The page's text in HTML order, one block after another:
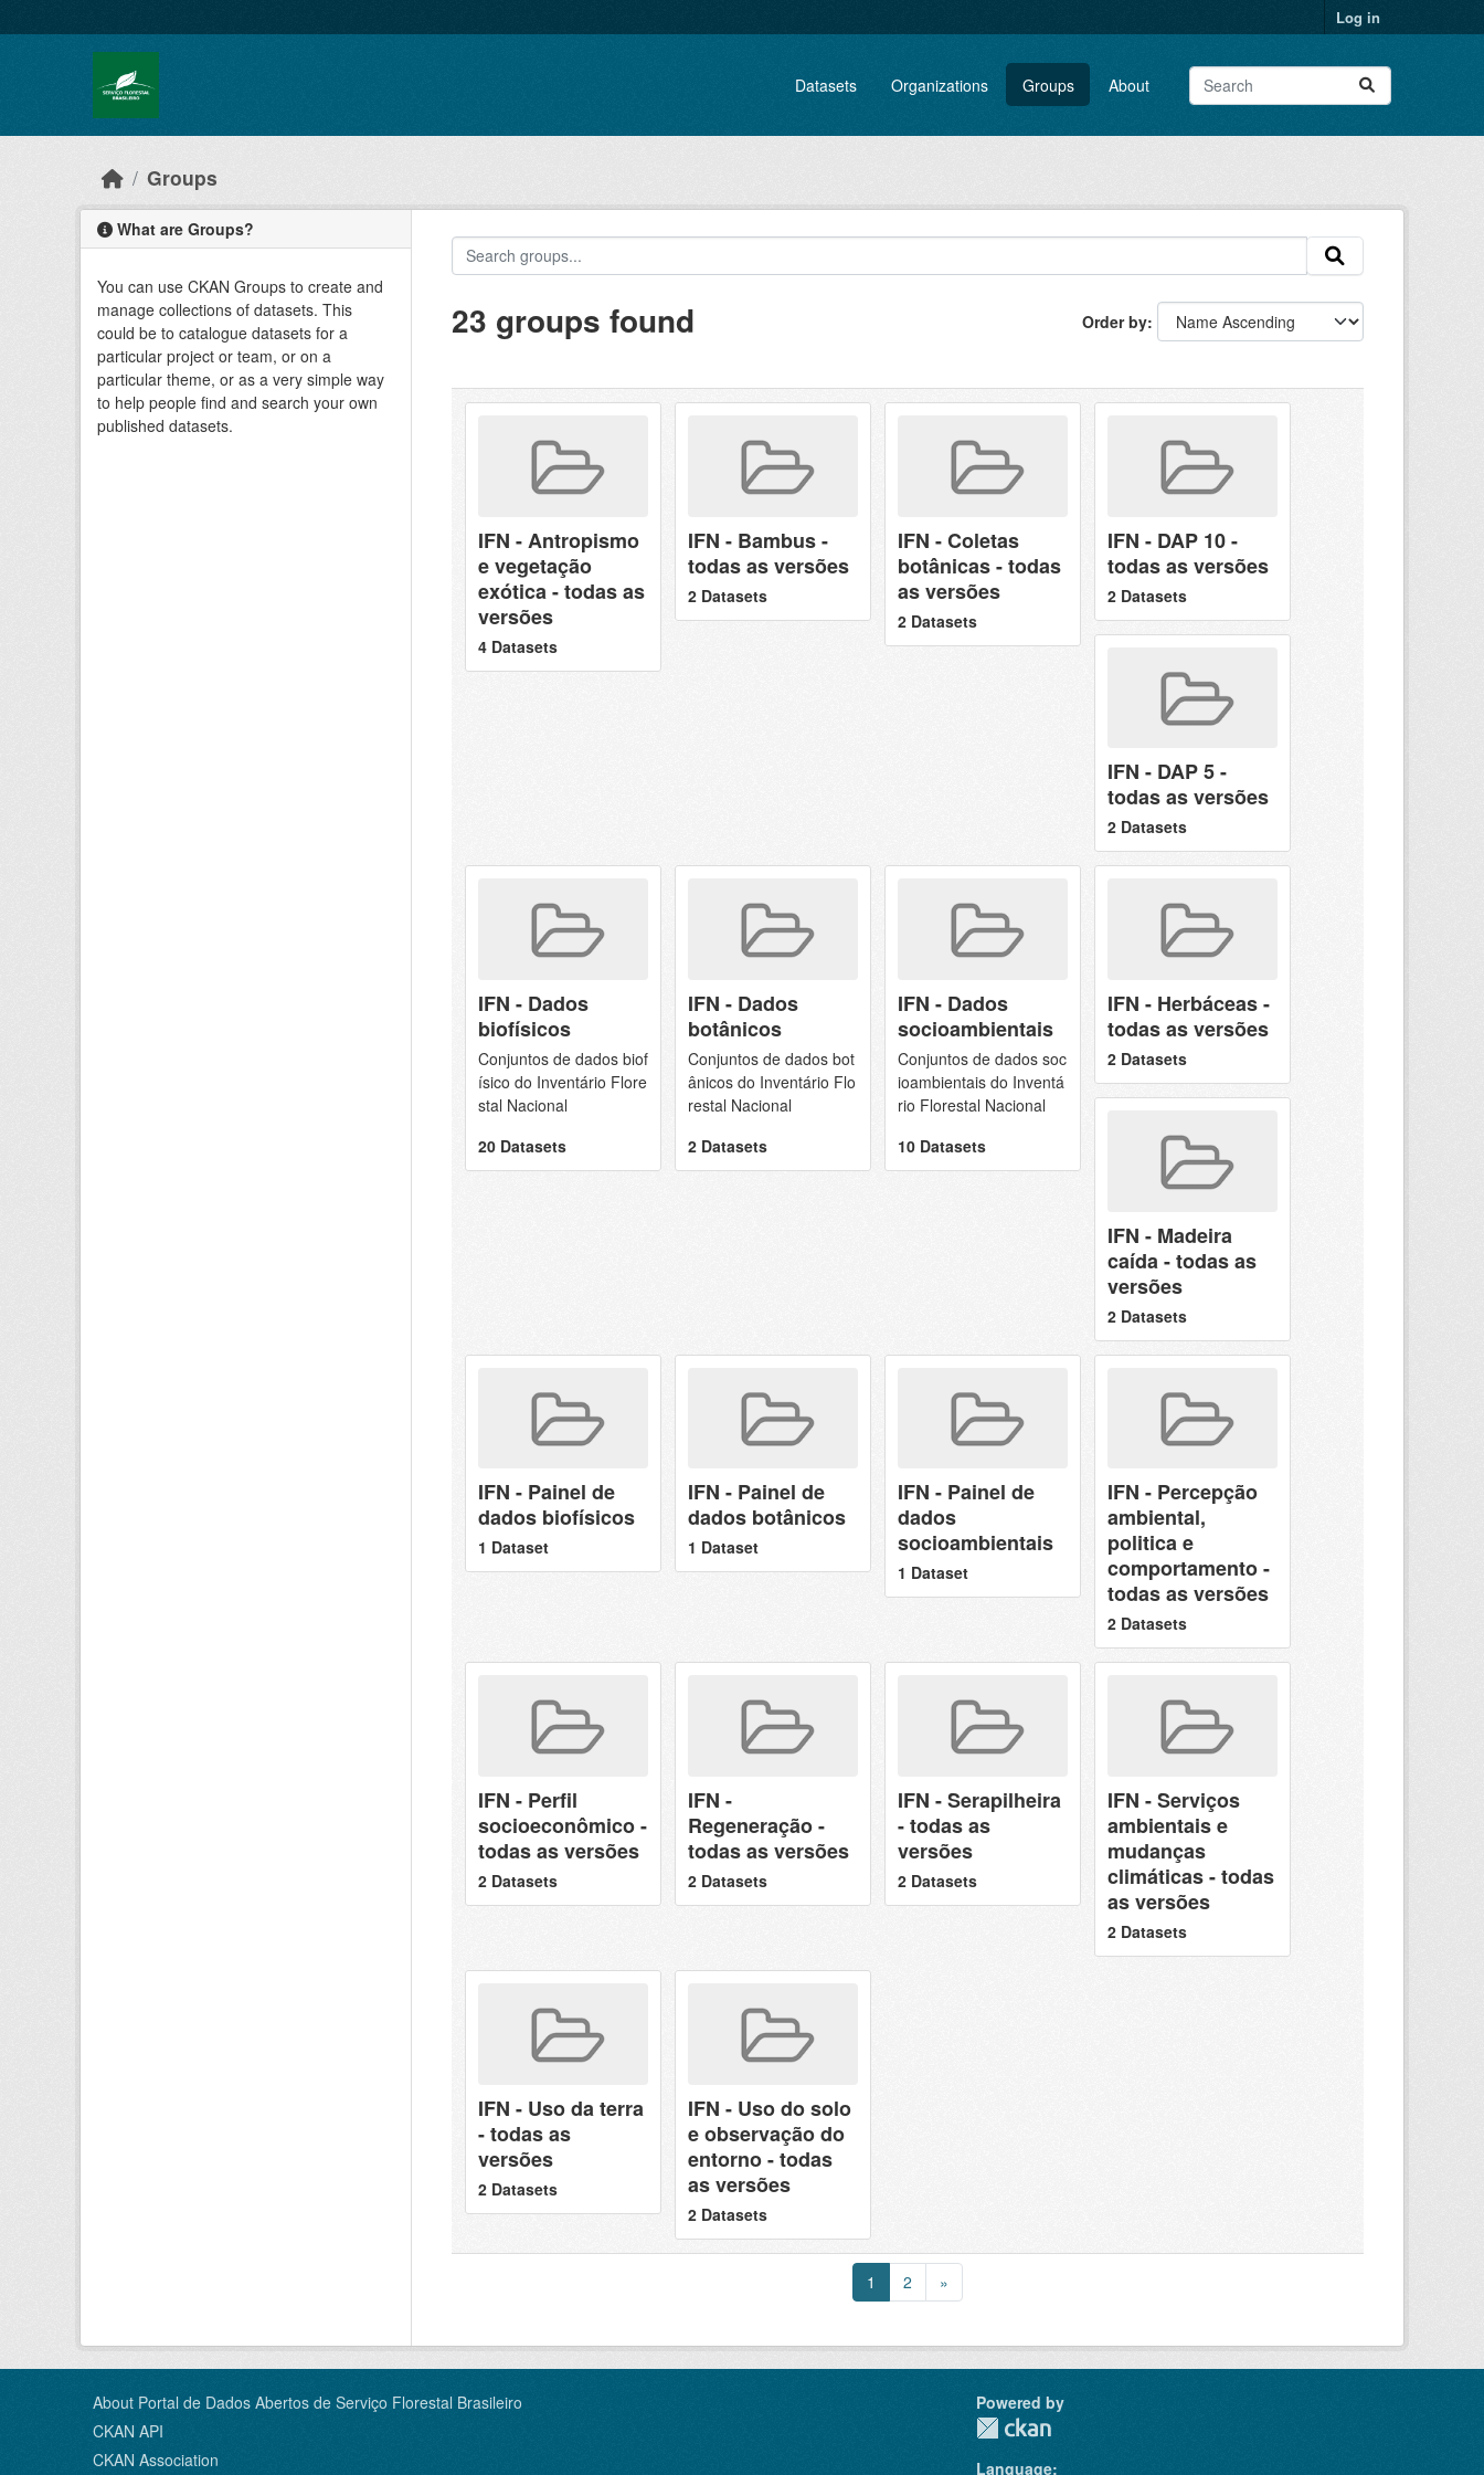
Log in
Datasets Organizations Groups About
Groups
What are Groups?
You can use CKAN Groups to create and
manage collections of datasets. This
could be to catalogue datasets for a
particular project or team, or on a
particular theme, or as a very simple way
to help people find and search your own
published datasets.
Order by
23 groups found
IFN - Antropismo
e vegetação
exótica - todas as
versões
4 Datasets
IFN - Bambus -
todas as versões
2 Datasets
IFN - Coletas
botânicas - todas
as versões
2 Datasets
IFN - DAP 10 -
todas as versões
2 Datasets
IFN - DAP 5 -
todas as versões
2 Datasets
IFN - Dados
biofísicos
Conjuntos de dados biof
ísico do Inventário Flore
stal Nacional
20 Datasets
IFN - Dados
botânicos
Conjuntos de dados bot
ânicos do Inventário Flo
restal Nacional
2 Datasets
IFN - Dados
socioambientais
Conjuntos de dados soc
ioambientais do Inventá
rio Florestal Nacional
10 Datasets
IFN - Herbáceas -
todas as versões
2 Datasets
IFN - Madeira
caída - todas as
versões
2 Datasets
IFN - Painel de
dados biofísicos
1 Dataset
IFN - Painel de
dados botânicos
1 Dataset
IFN - Painel de
dados
socioambientais
1 Dataset
IFN - Percepção
ambiental,
politica e
comportamento -
todas as versões
2 Datasets
IFN - Perfil
socioeconômico -
todas as versões
2 Datasets
IFN -
Regeneração -
todas as versões
2 Datasets
IFN - Serapilheira
- todas as
versões
2 Datasets
IFN - Serviços
ambientais e
mudanças
climáticas - todas
as versões
2 Datasets
IFN - Uso da terra
- todas as
versões
2 Datasets
IFN - Uso do solo
e observação do
entorno - todas
as versões
2 Datasets
1 2 »
About Portal de Dados Abertos de Serviço Florestal Brasileiro
CKAN API
CKAN Association
Powered by
Language